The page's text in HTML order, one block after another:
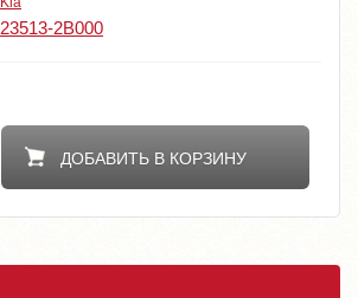
23513-2B000
ДОБАВИТЬ В КОРЗИНУ